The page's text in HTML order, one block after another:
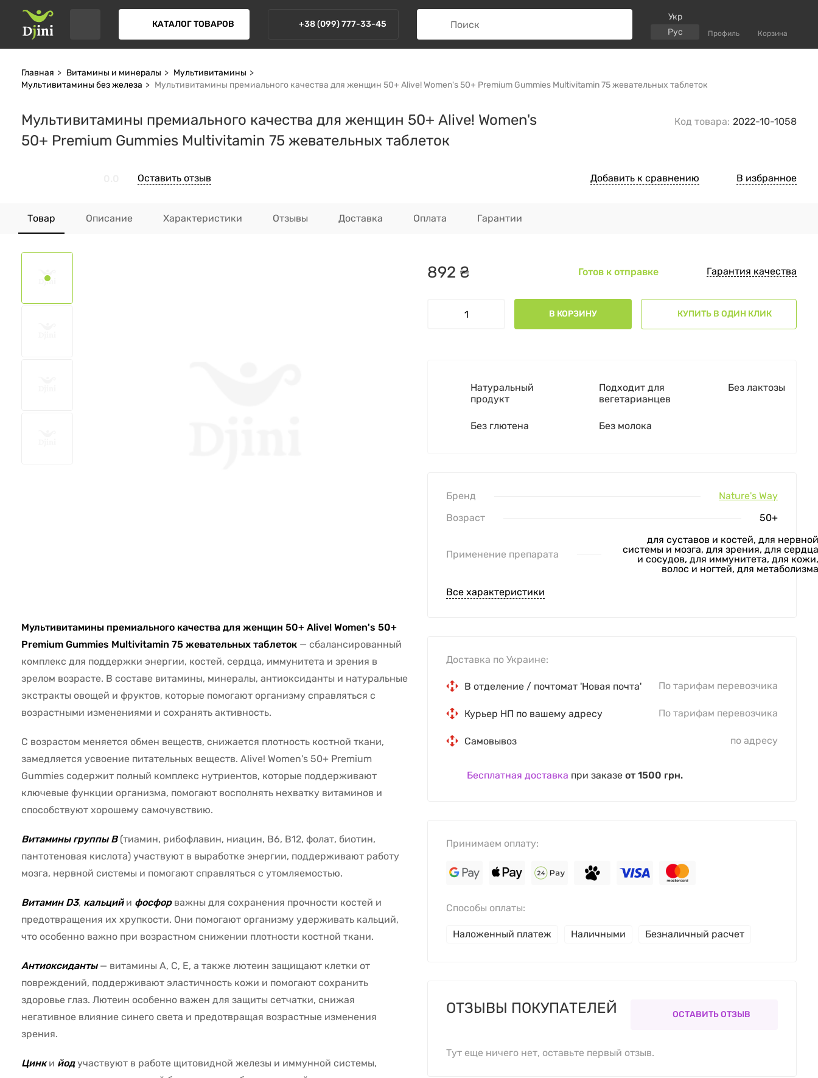
КАТАЛОГ ТОВАРОВ +38 (099) 777-33-45
Укр
Рус
Профиль Корзина
Главная Витамины и минералы
Мультивитамины
Мультивитамины без железа
Мультивитамины премиального качества для женщин 50+ Alive! Women's 50+ Premium Gummies Multivitamin 75 жевательных таблеток
Мультивитамины премиального качества для женщин 50+ Alive! Women's
50+ Premium Gummies Multivitamin 75 жевательных таблеток
Код товара: 2022-10-1058
Оставить отзыв Добавить к сравнению В избранное
Товар Описание Характеристики Отзывы Доставка Оплата Гарантии
Мультивитамины премиального качества для женщин 50+ Alive! Women's 50+
Premium Gummies Multivitamin 75 жевательных таблеток — сбалансированный
комплекс для поддержки энергии, костей, сердца, иммунитета и зрения в
зрелом возрасте. В составе витамины, минералы, антиоксиданты и натуральные
экстракты овощей и фруктов, которые помогают организму справляться с
возрастными изменениями и сохранять активность.
С возрастом меняется обмен веществ, снижается плотность костной ткани,
замедляется усвоение питательных веществ. Alive! Women's 50+ Premium
Gummies содержит полный комплекс нутриентов, которые поддерживают
ключевые функции организма, помогают восполнять нехватку витаминов и
способствуют хорошему самочувствию.
Витамины группы B (тиамин, рибофлавин, ниацин, B6, B12, фолат, биотин,
пантотеновая кислота) участвуют в выработке энергии, поддерживают работу
мозга, нервной системы и помогают справляться с утомляемостью.
Витамин D3, кальций и фосфорважны для сохранения прочности костей и
предотвращения их хрупкости. Они помогают организму удерживать кальций,
что особенно важно при возрастном снижении плотности костной ткани.
Антиоксиданты — витамины A, C, E, а также лютеин защищают клетки от
повреждений, поддерживают эластичность кожи и помогают сохранить
здоровье глаз. Лютеин особенно важен для защиты сетчатки, снижая
негативное влияние синего света и предотвращая возрастные изменения
зрения.
Цинки йодучаствуют в работе щитовидной железы и иммунной системы,
892 ₴ Готов к отправке Гарантия качества
В КОРЗИНУ КУПИТЬ В ОДИН КЛИК
Натуральный
продукт
Подходит для
вегетарианцев
Без лактозы
Без глютена Без молока
Доставка по Украине:
В отделение / почтомат 'Новая почта' По тарифам перевозчика
Курьер НП по вашему адресу По тарифам перевозчика
Самовывоз по адресу
Бесплатная доставка при заказе от 1500 грн.
Принимаем оплату:
Способы оплаты:
Наложенный платеж Наличными Безналичный расчет
Бренд
Nature's Way
Возраст
50+
Применение препарата
для суставов и костей, для нервной
системы и мозга, для зрения, для сердца
и сосудов, для иммунитета, для кожи,
волос и ногтей, для метаболизма
Все характеристики
ОТЗЫВЫ ПОКУПАТЕЛЕЙ ОСТАВИТЬ ОТЗЫВ
Тут еще ничего нет, оставьте первый отзыв.